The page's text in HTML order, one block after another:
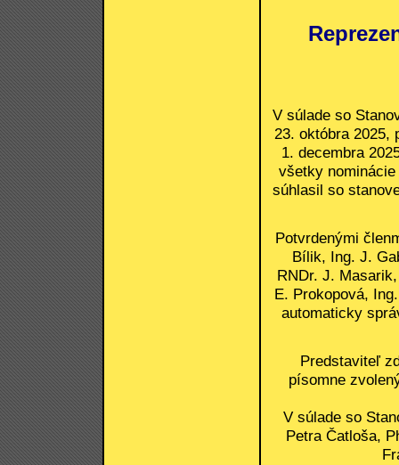
V súlade so
23. októbra 2025,
1. decembra
všetky
súhlasil so
Potvrdenými
Bílik, Ing. J.
RNDr. J.
E. Prokopová,
automaticky
Predstaviteľ
písomne
V súlade so
Petra Čatloša,